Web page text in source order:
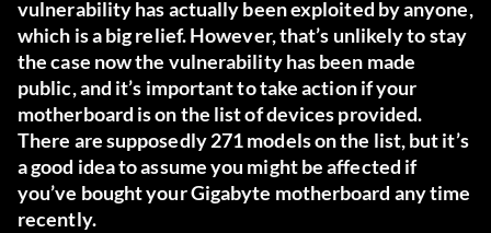
vulnerability has actually been exploited by anyone,
which is a big relief. However, that’s unlikely to stay
the case now the vulnerability has been made
public, and it’s important to take action if your
motherboard is onthe list of devices provided.
There are supposedly 271 models on the list, but it’s
a good idea to assume you might be affected if
you’ve bought your Gigabyte motherboard any time
recently.